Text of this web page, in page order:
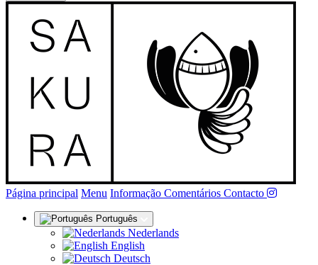
Página principal Menu Informação Comentários (actual)
Contacto
Português
Nederlands
English
Deutsch